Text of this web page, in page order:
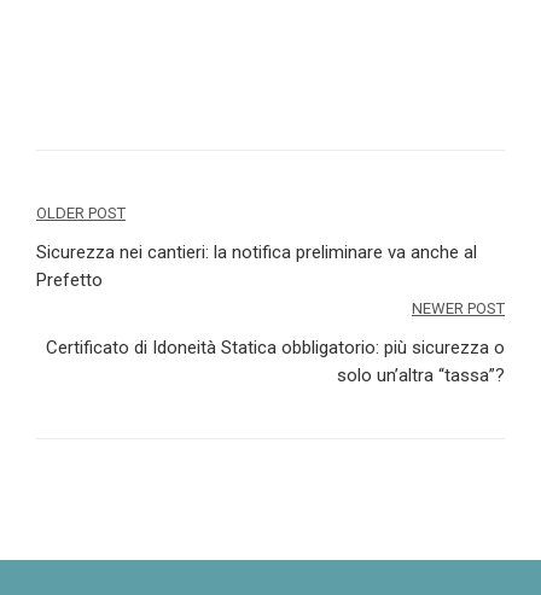
Navigazione
articoli
OLDER POST
Sicurezza nei cantieri: la notifica preliminare va anche al
Prefetto
NEWER POST
Certificato di Idoneità Statica obbligatorio: più sicurezza o
solo un’altra “tassa”?